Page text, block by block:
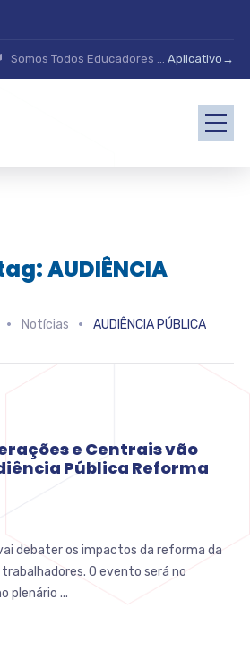
Somos Todos Educadores ...Aplicativo→
AUDIÊNCIA
Notícias AUDIÊNCIA PÚBLICA
e Centrais vão
Pública Reforma
debater os impactos da reforma da
O evento será no
plenário ...